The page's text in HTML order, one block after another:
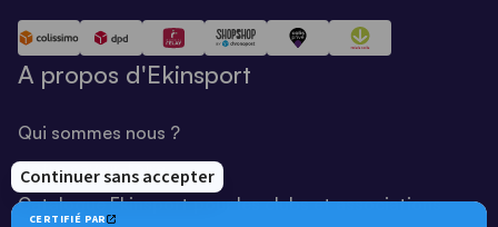
A propos d'Ekinsport
Qui sommes nous ?
Notre savoir-faire
Catalogue Ekinsport pour les clubs et associations